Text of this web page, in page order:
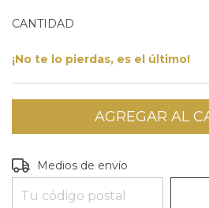
CANTIDAD
¡No te lo pierdas, es el último!
Entregas para el CP:
Medios de envío